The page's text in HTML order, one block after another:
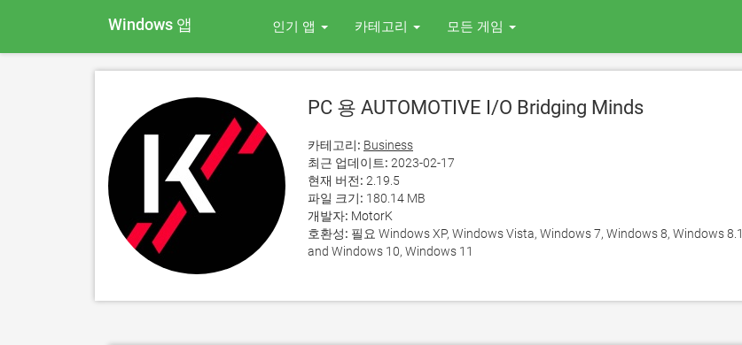
Windows 앱 인기 앱 카테고리 모든 게임
PC 용 AUTOMOTIVE I/O Bridging Minds
카테고리: Business
최근 업데이트: 2023-02-17
현재 버전: 2.19.5
파일 크기: 180.14 MB
개발자: MotorK
호환성: 필요 Windows XP, Windows Vista, Windows 7, Windows 8, Windows 8.1
and Windows 10, Windows 11